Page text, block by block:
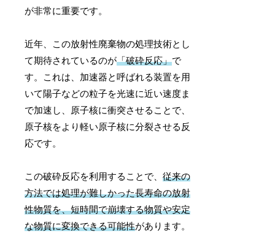
が非常に重要です。
近年、この放射性廃棄物の処理技術とし
て期待されているのが「破砕反応」で
す。これは、加速器と呼ばれる装置を用
いて陽子などの粒子を光速に近い速度ま
で加速し、原子核に衝突させることで、
原子核をより軽い原子核に分裂させる反
応です。
この破砕反応を利用することで、従来の
方法では処理が難しかった長寿命の放射
性物質を、短時間で崩壊する物質や安定
な物質に変換できる可能性があります。